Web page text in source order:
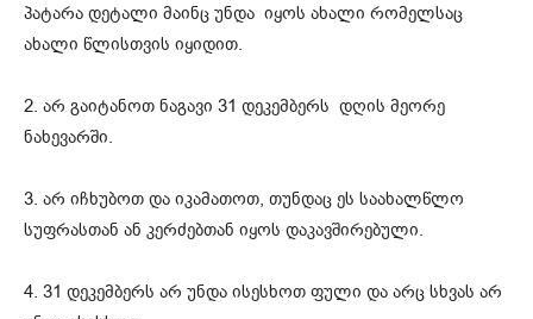
პატარა დეტალი მაინც უნდა იყოს ახალი რომელსაც
ახალი წლისთვის იყიდით.
2. არ გაიტანოთ ნაგავი 31 დეკემბერს დღის მეორე
ნახევარში.
3. არ იჩხუბოთ და იკამათოთ, თუნდაც ეს საახალწლო
სუფრასთან ან კერძებთან იყოს დაკავშირებული.
4. 31 დეკემბერს არ უნდა ისესხოთ ფული და არც სხვას არ